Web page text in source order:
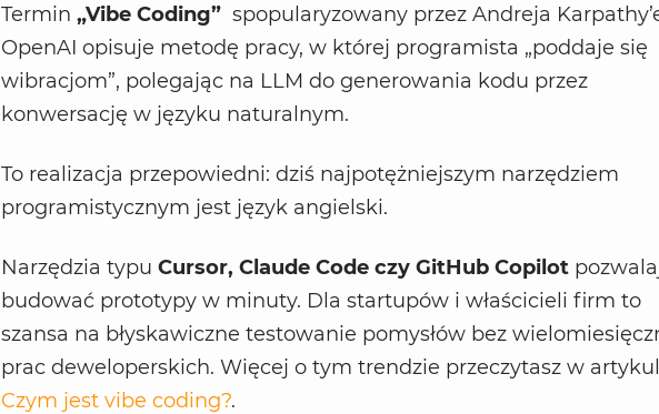
Termin „Vibe Coding” spopularyzowany przez Andreja
OpenAI opisuje metodę pracy, w której programista „poddaje się
wibracjom”, polegając na LLM do generowania kodu przez
konwersację w języku naturalnym.
To realizacja przepowiedni: dziś najpotężniejszym narzędziem
programistycznym jest język angielski.
Narzędzia typu Cursor, Claude Code czy GitHub Copilot
budować prototypy w minuty. Dla startupów i właścicieli firm to
szansa na błyskawiczne testowanie pomysłów bez
prac deweloperskich. Więcej o tym trendzie przeczytasz w
Czym jest vibe coding?.